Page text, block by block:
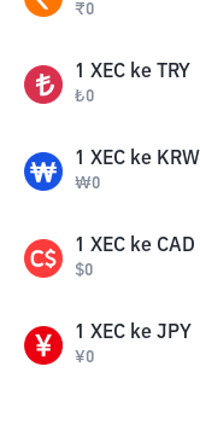
₹0
1 XEC ke TRY
₺0
1 XEC ke KRW
₩0
1 XEC ke CAD
$0
1 XEC ke JPY
¥0